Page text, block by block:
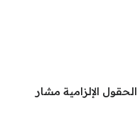
الحقول الإلزامية مشار